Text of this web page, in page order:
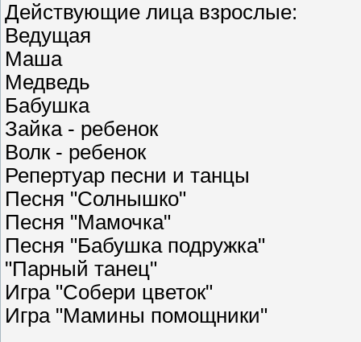
Действующие лица взрослые:
Ведущая
Маша
Медведь
Бабушка
Зайка - ребенок
Волк - ребенок
Репертуар песни и танцы
Песня "Солнышко"
Песня "Мамочка"
Песня "Бабушка подружка"
"Парный танец"
Игра "Собери цветок"
Игра "Мамины помощники"